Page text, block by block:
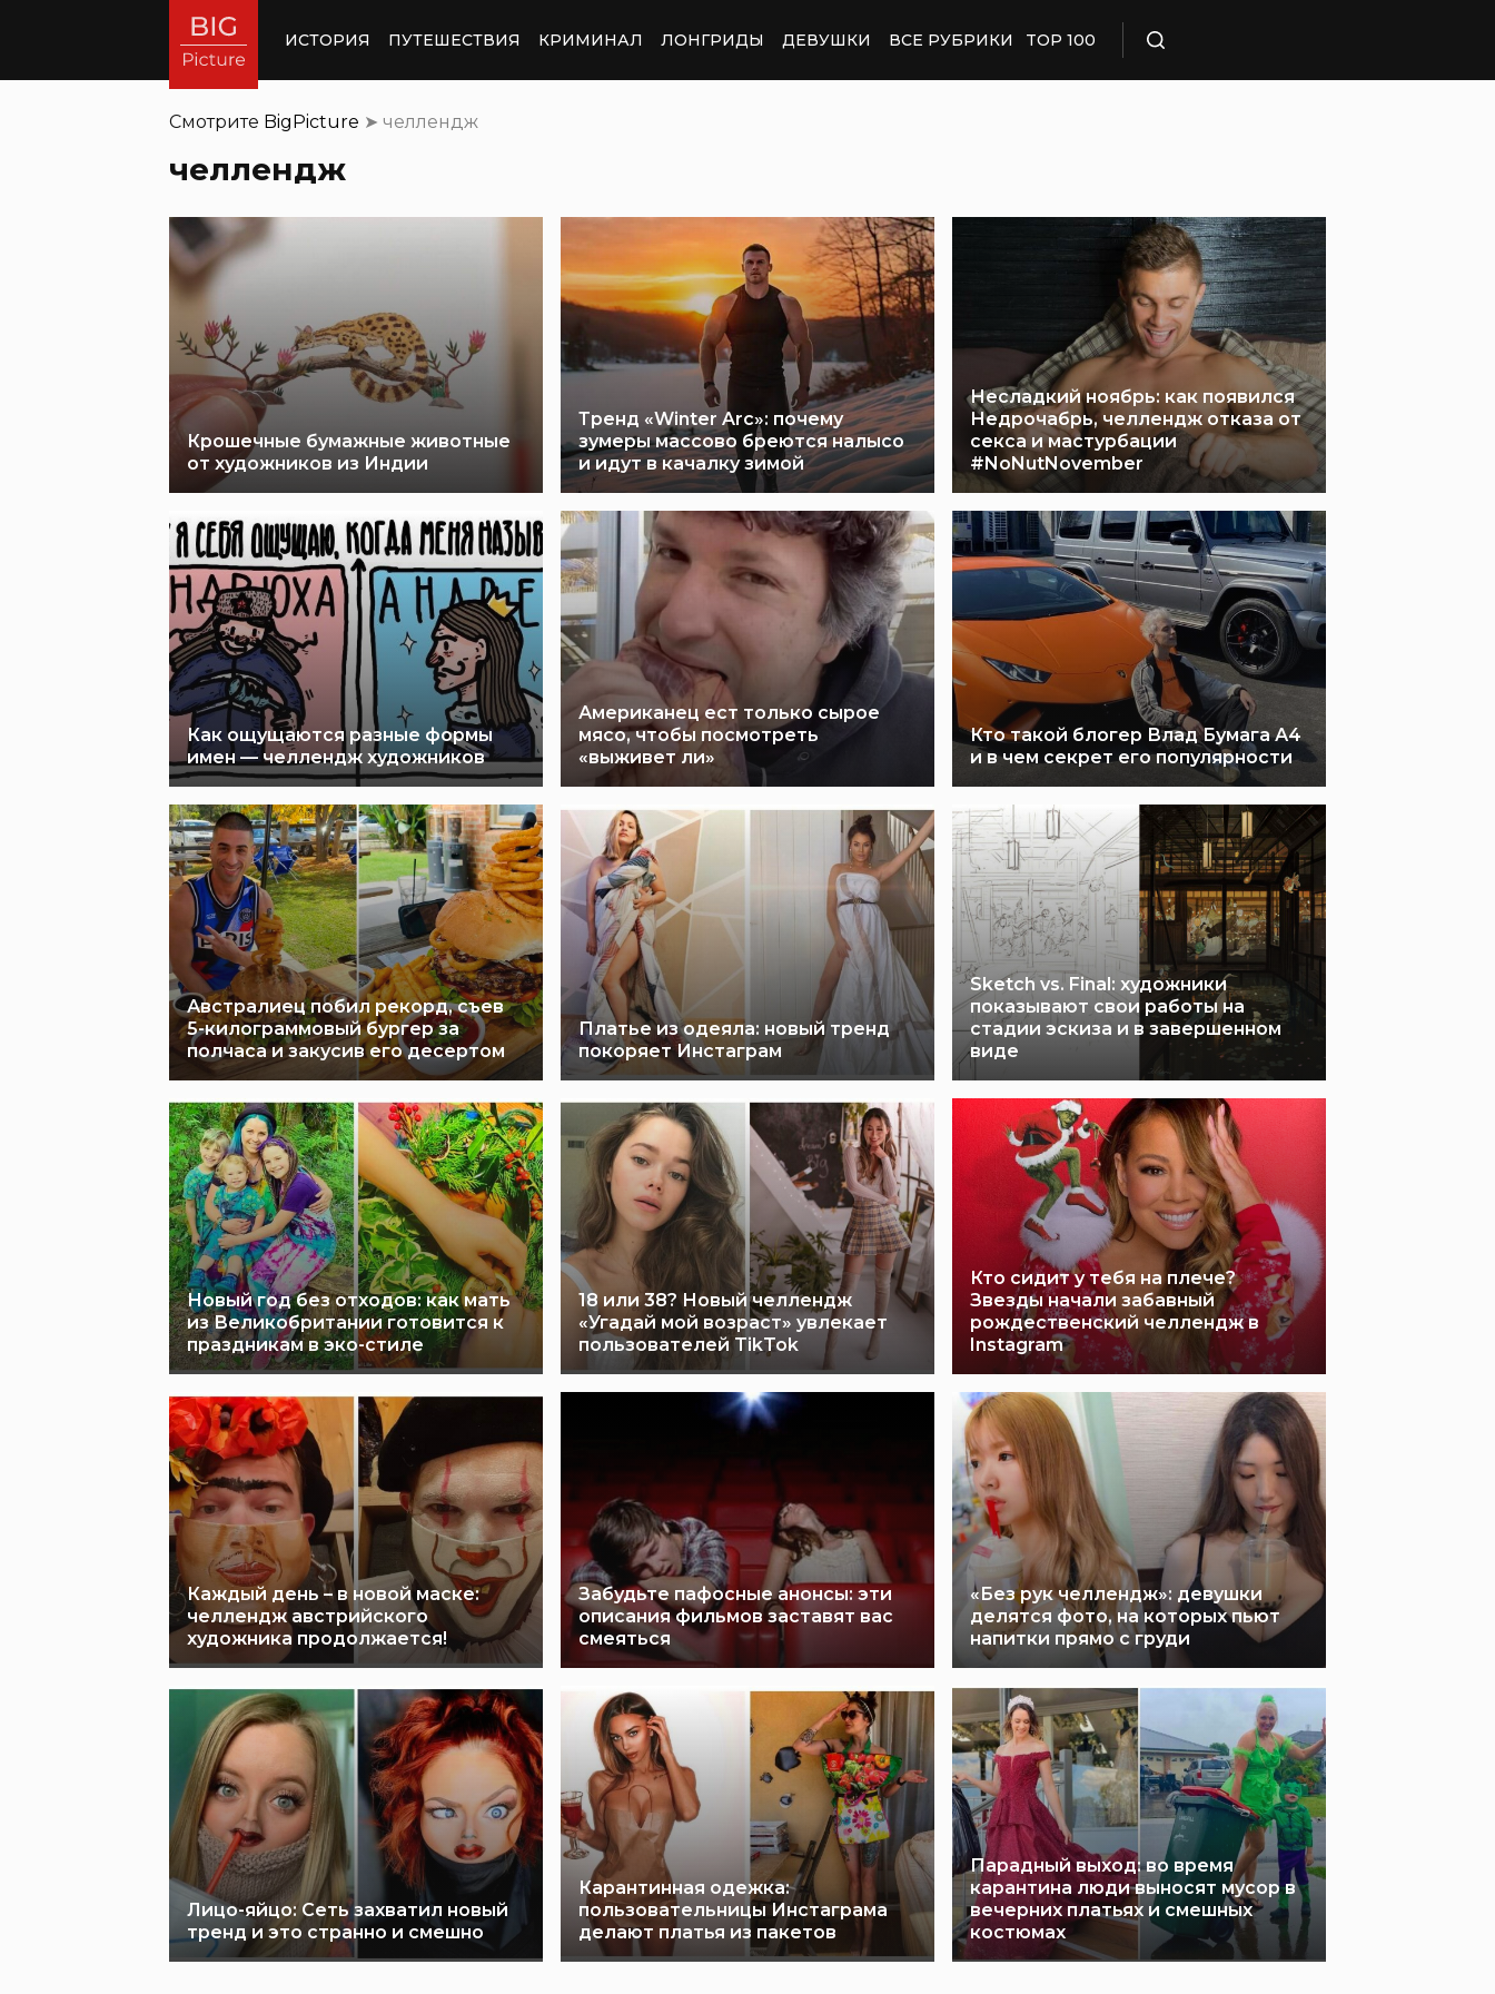
ИСТОРИЯ ПУТЕШЕСТВИЯ КРИМИНАЛ ЛОНГРИДЫ ДЕВУШКИ ВСЕ РУБРИКИ TOP 100
Смотрите BigPicture ➤ челлендж
челлендж
Крошечные бумажные животные
от художников из Индии
Тренд «Winter Arc»: почему
зумеры массово бреются налысо
и идут в качалку зимой
Несладкий ноябрь: как появился
Недрочабрь, челлендж отказа от
секса и мастурбации
#NoNutNovember
Как ощущаются разные формы
имен — челлендж художников
Американец ест только сырое
мясо, чтобы посмотреть
«выживет ли»
Кто такой блогер Влад Бумага А4
и в чем секрет его популярности
Австралиец побил рекорд, съев
5-килограммовый бургер за
полчаса и закусив его десертом
Платье из одеяла: новый тренд
покоряет Инстаграм
Sketch vs. Final: художники
показывают свои работы на
стадии эскиза и в завершенном
виде
Новый год без отходов: как мать
из Великобритании готовится к
праздникам в эко-стиле
18 или 38? Новый челлендж
«Угадай мой возраст» увлекает
пользователей TikTok
Кто сидит у тебя на плече?
Звезды начали забавный
рождественский челлендж в
Instagram
Каждый день – в новой маске:
челлендж австрийского
художника продолжается!
Забудьте пафосные анонсы: эти
описания фильмов заставят вас
смеяться
«Без рук челлендж»: девушки
делятся фото, на которых пьют
напитки прямо с груди
Лицо-яйцо: Сеть захватил новый
тренд и это странно и смешно
Карантинная одежка:
пользовательницы Инстаграма
делают платья из пакетов
Парадный выход: во время
карантина люди выносят мусор в
вечерних платьях и смешных
костюмах